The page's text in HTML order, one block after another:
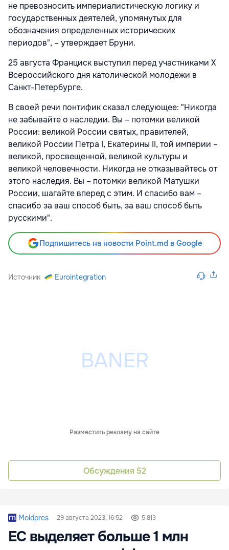
не превозносить империалистическую логику и
государственных деятелей, упомянутых для
обозначения определенных исторических
периодов", – утверждает Бруни.
25 августа Франциск выступил перед участниками Х
Всероссийского дня католической молодежи в
Санкт-Петербурге.
В своей речи понтифик сказал следующее: "Никогда
не забывайте о наследии. Вы – потомки великой
России: великой России святых, правителей,
великой России Петра I, Екатерины II, той империи –
великой, просвещенной, великой культуры и
великой человечности. Никогда не отказывайтесь от
этого наследия. Вы – потомки великой Матушки
России, шагайте вперед с этим. И спасибо вам –
спасибо за ваш способ быть, за ваш способ быть
русскими".
Подпишитесь на новости Point.md в Google
Источник Eurointegration
Разместить рекламу на сайте
Обсуждения 52
Moldpres 29 августа 2023, 16:52 5 813
ЕС выделяет больше 1 млн